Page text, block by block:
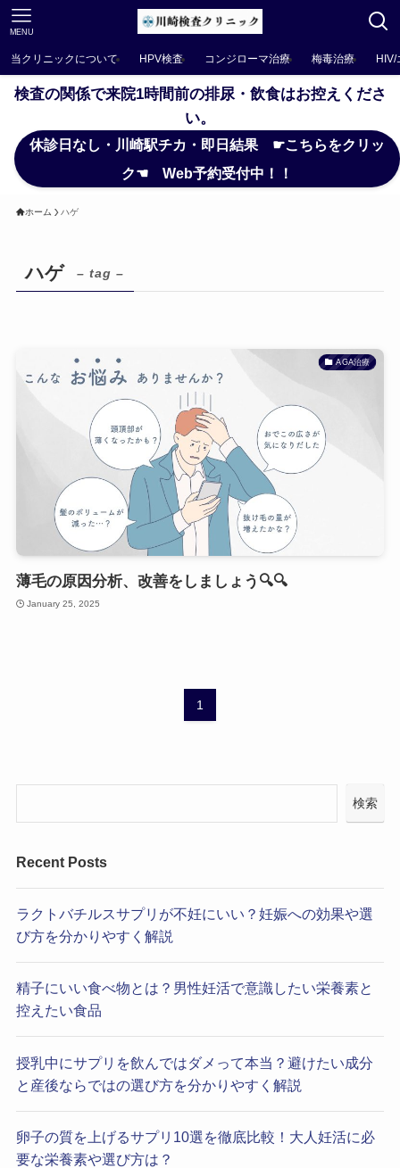
MENU
当クリニックについて HPV検査 コンジローマ治療 梅毒治療
検査の関係で来院1時間前の排尿・飲食はお控えくださ
い。
休診日なし・川崎駅チカ・即日結果 ☛こちらをクリッ
ク☚ Web予約受付中！！
ホーム ハゲ
ハゲ – tag –
AGA治療
薄毛の原因分析、改善をしましょう🔍🔍
January 25, 2025
1
検索
Recent Posts
ラクトバチルスサプリが不妊にいい？妊娠への効果や選
び方を分かりやすく解説
精子にいい食べ物とは？男性妊活で意識したい栄養素と
控えたい食品
授乳中にサプリを飲んではダメって本当？避けたい成分
と産後ならではの選び方を分かりやすく解説
卵子の質を上げるサプリ10選を徹底比較！大人妊活に必
要な栄養素や選び方は？